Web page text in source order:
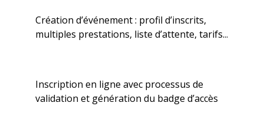
Création d’événement : profil d’inscrits,
multiples prestations, liste d’attente, tarifs...
Inscription en ligne avec processus de
validation et génération du badge d’accès